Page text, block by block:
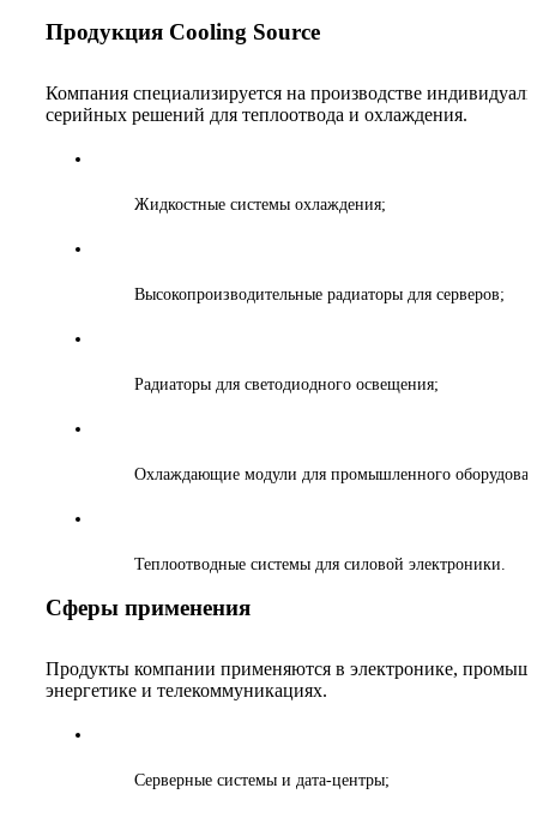
Продукция Cooling Source
Компания специализируется на производстве
серийных решений для теплоотвода и охлаждения.
Жидкостные системы охлаждения;
Высокопроизводительные радиаторы для серверов;
Радиаторы для светодиодного освещения;
Охлаждающие модули для промышленного
Теплоотводные системы для силовой электроники.
Сферы применения
Продукты компании применяются в электронике,
энергетике и телекоммуникациях.
Серверные системы и дата-центры;